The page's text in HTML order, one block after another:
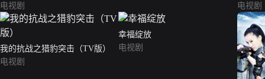
电视剧
电视剧
我的抗战之猎豹突击（TV版）
电视剧
幸福绽放
电视剧